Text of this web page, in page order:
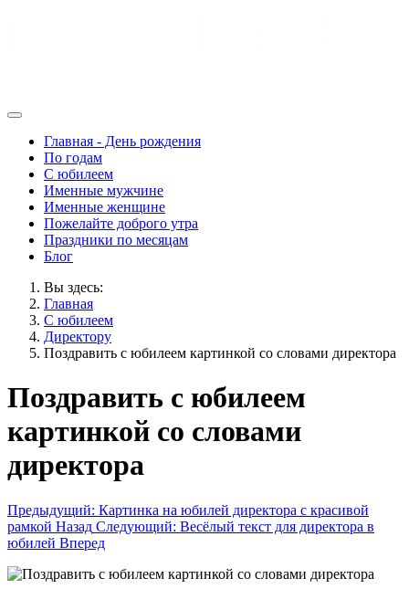
Главная - День рождения
По годам
С юбилеем
Именные мужчине
Именные женщине
Пожелайте доброго утра
Праздники по месяцам
Блог
Вы здесь:
Главная
С юбилеем
Директору
Поздравить с юбилеем картинкой со словами директора
Поздравить с юбилеем
картинкой со словами
директора
Предыдущий: Картинка на юбилей директора с красивой
рамкой Назад Следующий: Весёлый текст для директора в
юбилей Вперед